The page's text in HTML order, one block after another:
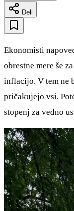
Deli
Ekonomisti
obrestne mere še
inflacijo. V tem ne
pričakujejo vsi.
stopenj za vedno